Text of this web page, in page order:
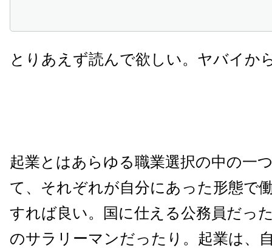
とりあえず読んで欲しい。ヤバイか
起業とはあらゆる職業選択の中の一
て、それぞれが自分にあった形態で
すれば良い。国に仕える公務員だっ
のサラリーマンだったり。起業は、